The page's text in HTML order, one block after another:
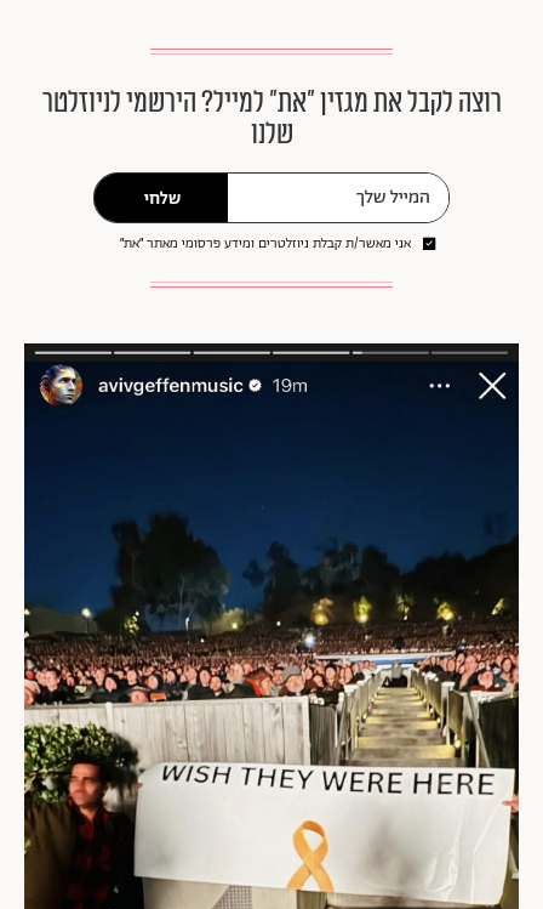
רוצה לקבל את מגזין ״את״ למייל? הירשמי לניוזלטר
שלנו
שלחי
אני מאשר/ת קבלת ניוזלטרים ומידע פרסומי מאתר ״את״